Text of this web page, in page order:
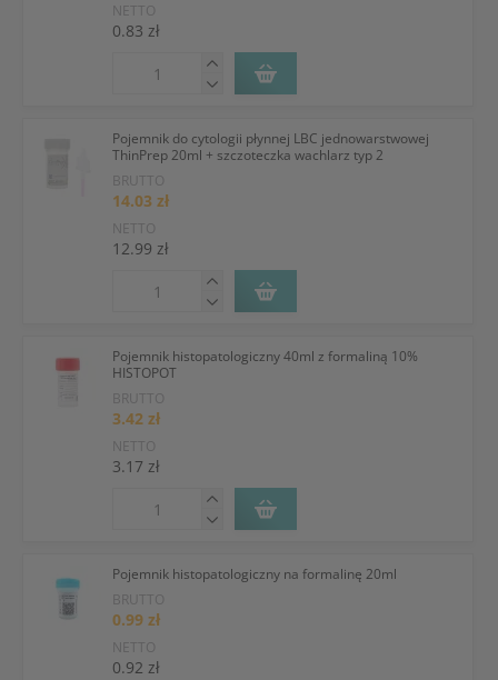
NETTO
0.83 zł
Pojemnik do cytologii płynnej LBC jednowarstwowej
ThinPrep 20ml + szczoteczka wachlarz typ 2
BRUTTO
14.03 zł
NETTO
12.99 zł
Pojemnik histopatologiczny 40ml z formaliną 10%
HISTOPOT
BRUTTO
3.42 zł
NETTO
3.17 zł
Pojemnik histopatologiczny na formalinę 20ml
BRUTTO
0.99 zł
NETTO
0.92 zł